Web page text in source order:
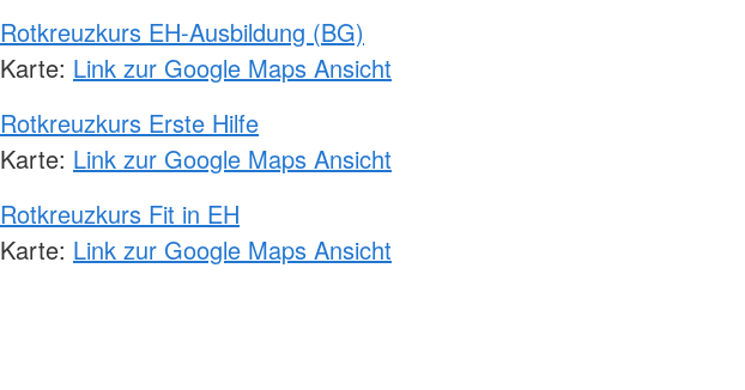
Rotkreuzkurs EH-Ausbildung (BG)
Karte: Link zur Google Maps Ansicht
Rotkreuzkurs Erste Hilfe
Karte: Link zur Google Maps Ansicht
Rotkreuzkurs Fit in EH
Karte: Link zur Google Maps Ansicht